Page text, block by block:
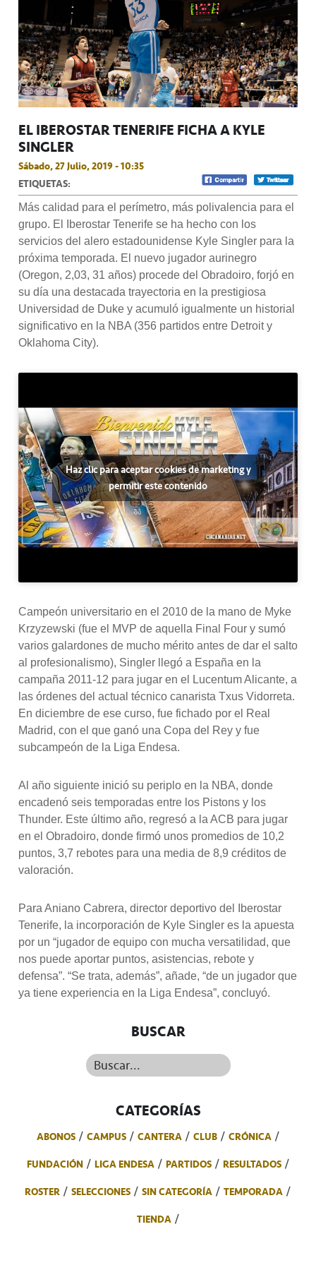
EL IBEROSTAR TENERIFE FICHA A KYLE
SINGLER
Sábado, 27 Julio, 2019 - 10:35
ETIQUETAS:
Más calidad para el perímetro, más polivalencia para el
grupo. El Iberostar Tenerife se ha hecho con los
servicios del alero estadounidense Kyle Singler para la
próxima temporada. El nuevo jugador aurinegro
(Oregon, 2,03, 31 años) procede del Obradoiro, forjó en
su día una destacada trayectoria en la prestigiosa
Universidad de Duke y acumuló igualmente un historial
significativo en la NBA (356 partidos entre Detroit y
Oklahoma City).
Haz clic para aceptar cookies de marketing y
permitir este contenido
Campeón universitario en el 2010 de la mano de Myke
Krzyzewski (fue el MVP de aquella Final Four y sumó
varios galardones de mucho mérito antes de dar el salto
al profesionalismo), Singler llegó a España en la
campaña 2011-12 para jugar en el Lucentum Alicante, a
las órdenes del actual técnico canarista Txus Vidorreta.
En diciembre de ese curso, fue fichado por el Real
Madrid, con el que ganó una Copa del Rey y fue
subcampeón de la Liga Endesa.
Al año siguiente inició su periplo en la NBA, donde
encadenó seis temporadas entre los Pistons y los
Thunder. Este último año, regresó a la ACB para jugar
en el Obradoiro, donde firmó unos promedios de 10,2
puntos, 3,7 rebotes para una media de 8,9 créditos de
valoración.
Para Aniano Cabrera, director deportivo del Iberostar
Tenerife, la incorporación de Kyle Singler es la apuesta
por un “jugador de equipo con mucha versatilidad, que
nos puede aportar puntos, asistencias, rebote y
defensa”. “Se trata, además”, añade, “de un jugador que
ya tiene experiencia en la Liga Endesa”, concluyó.
BUSCAR
Buscar...
CATEGORÍAS
ABONOS CAMPUS CANTERA CLUB
CRÓNICA
FUNDACIÓN
LIGA ENDESA PARTIDOS
RESULTADOS
ROSTER
SELECCIONES SIN CATEGORÍA
TEMPORADA
TIENDA